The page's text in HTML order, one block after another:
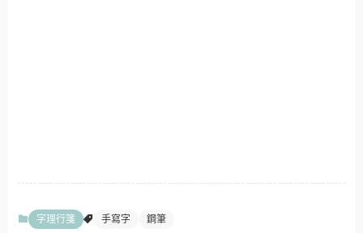
字理行箋 手寫字 鋼筆